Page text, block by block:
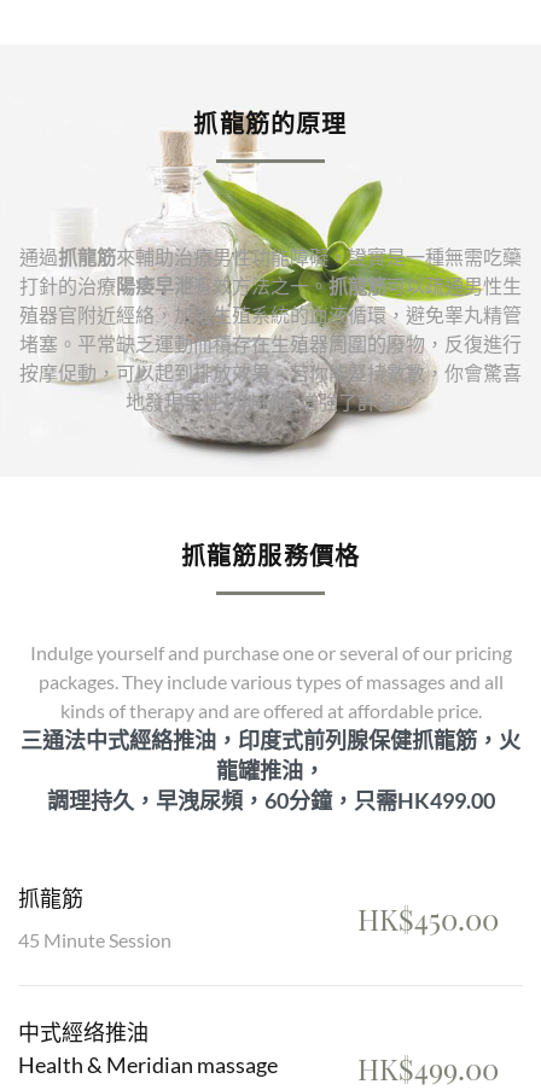
抓龍筋的原理
通過抓龍筋來輔助治療男性功能障礙，證實是一種無需吃虊
打針的治療陽痿早泄有效方法之一。抓龍筋可以疏通男性生
殖器官附近經絡，加強生殖系統的血液循環，避免睾丸精管
堵塞。平常缺乏運動而積存在生殖器周圍的廢物，反復進行
按摩促動，可以起到排放效果。若你能堅持數數，你會驚喜
地發現男性功能確實增強了許多。
抓龍筋服務價格
Indulge yourself and purchase one or several of our pricing
packages. They include various types of massages and all
kinds of therapy and are offered at affordable price.
三通法中式經絡推油，印度式前列腺保健抓龍筋，火
龍罐推油，
調理持久，早洩尿頻，60分鐘，只需HK499.00
抓龍筋
45 Minute Session
HK$450.00
中式經络推油
Health & Meridian massage
HK$499.00